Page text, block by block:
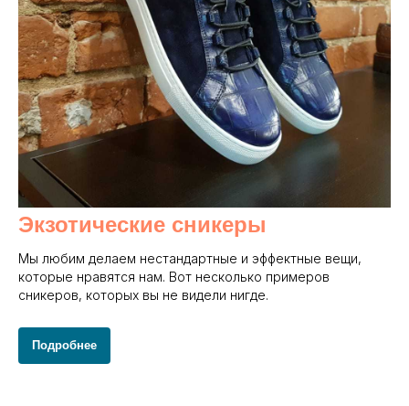
Экзотические сникеры
Мы любим делаем нестандартные и эффектные вещи,
которые нравятся нам. Вот несколько примеров
сникеров, которых вы не видели нигде.
Подробнее